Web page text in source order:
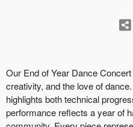
Our End of Year Dance
creativity, and the love of
highlights both technical
performance reflects a year of